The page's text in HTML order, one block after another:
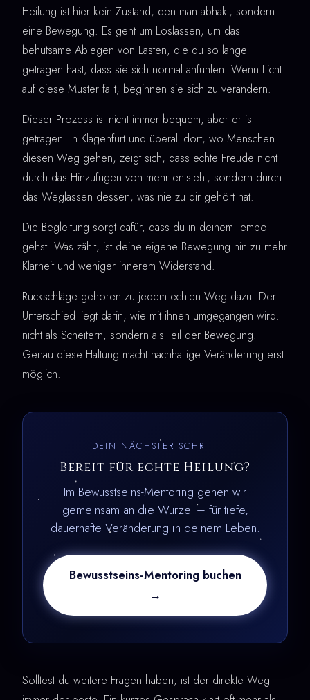
Heilung ist hier kein Zustand, den man abhakt, sondern
eine Bewegung. Es geht um Loslassen, um das
behutsame Ablegen von Lasten, die du so lange
getragen hast, dass sie sich normal anfühlen. Wenn Licht
auf diese Muster fällt, beginnen sie sich zu verändern.
Dieser Prozess ist nicht immer bequem, aber er ist
getragen. In Klagenfurt und überall dort, wo Menschen
diesen Weg gehen, zeigt sich, dass echte Freude nicht
durch das Hinzufügen von mehr entsteht, sondern durch
das Weglassen dessen, was nie zu dir gehört hat.
Die Begleitung sorgt dafür, dass du in deinem Tempo
gehst. Was zählt, ist deine eigene Bewegung hin zu mehr
Klarheit und weniger innerem Widerstand.
Rückschläge gehören zu jedem echten Weg dazu. Der
Unterschied liegt darin, wie mit ihnen umgegangen wird:
nicht als Scheitern, sondern als Teil der Bewegung.
Genau diese Haltung macht nachhaltige Veränderung erst
möglich.
DEIN NÄCHSTER SCHRITT
Bereit für echte Heilung?
Im Bewusstseins-Mentoring gehen wir
gemeinsam an die Wurzel – für tiefe,
dauerhafte Veränderung in deinem Leben.
Bewusstseins-Mentoring buchen
→
Solltest du weitere Fragen haben, ist der direkte Weg